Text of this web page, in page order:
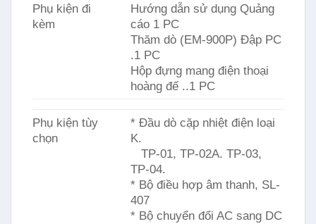
Phụ kiện đi
kèm
Hướng dẫn sử dụng Quảng
cáo 1 PC
Thăm dò (EM-900P) Đập PC
.1 PC
Hộp đựng mang điện thoại
hoàng đế ..1 PC
Phụ kiện tùy
chọn
* Đầu dò cặp nhiệt điện loại
K.
TP-01, TP-02A. TP-03,
TP-04.
* Bộ điều hợp âm thanh, SL-
407
* Bộ chuyển đổi AC sang DC